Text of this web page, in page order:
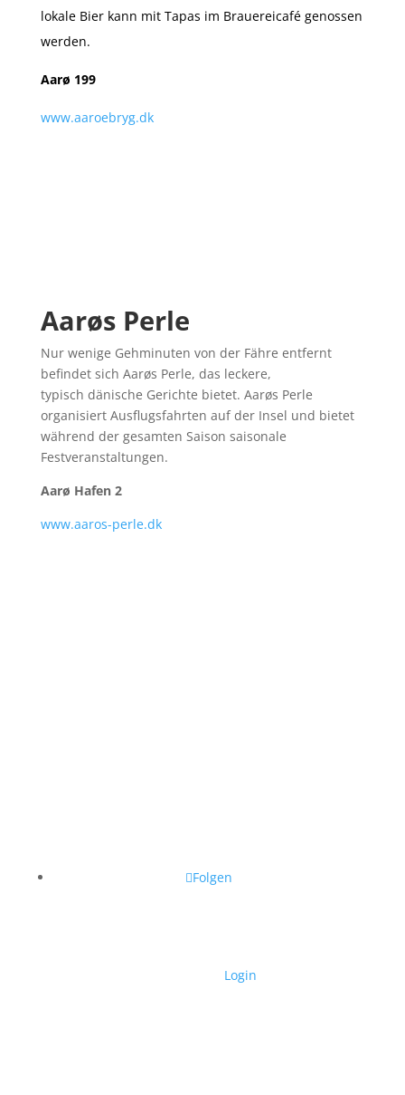
lokale Bier kann mit Tapas im Brauereicafé genossen
werden.
Aarø 199
www.aaroebryg.dk
Aarøs Perle
Nur wenige Gehminuten von der Fähre entfernt
befindet sich Aarøs Perle, das leckere,
typisch dänische Gerichte bietet. Aarøs Perle
organisiert Ausflugsfahrten auf der Insel und bietet
während der gesamten Saison saisonale
Festveranstaltungen.
Aarø Hafen 2
www.aaros-perle.dk
Folgen
Login